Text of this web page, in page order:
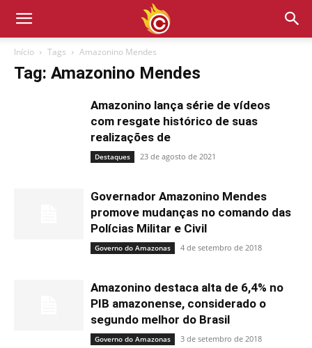
Início Tags Amazonino Mendes
Tag: Amazonino Mendes
Amazonino lança série de vídeos
com resgate histórico de suas
realizações de
Destaques 23 de agosto de 2021
Governador Amazonino Mendes
promove mudanças no comando das
Polícias Militar e Civil
Governo do Amazonas 4 de setembro de 2018
Amazonino destaca alta de 6,4% no
PIB amazonense, considerado o
segundo melhor do Brasil
Governo do Amazonas 3 de setembro de 2018